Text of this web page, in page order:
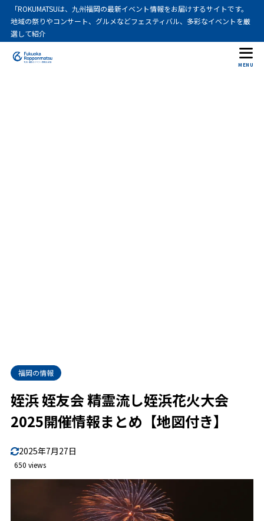
「ROKUMATSUは、九州福岡の最新イベント情報をお届けするサイトです。
地域の祭りやコンサート、グルメなどフェスティバル、多彩なイベントを厳
選して紹介
MENU
福岡の情報
姪浜 姪友会 精霊流し姪浜花火大会
2025開催情報まとめ【地図付き】
2025年7月27日
650 views